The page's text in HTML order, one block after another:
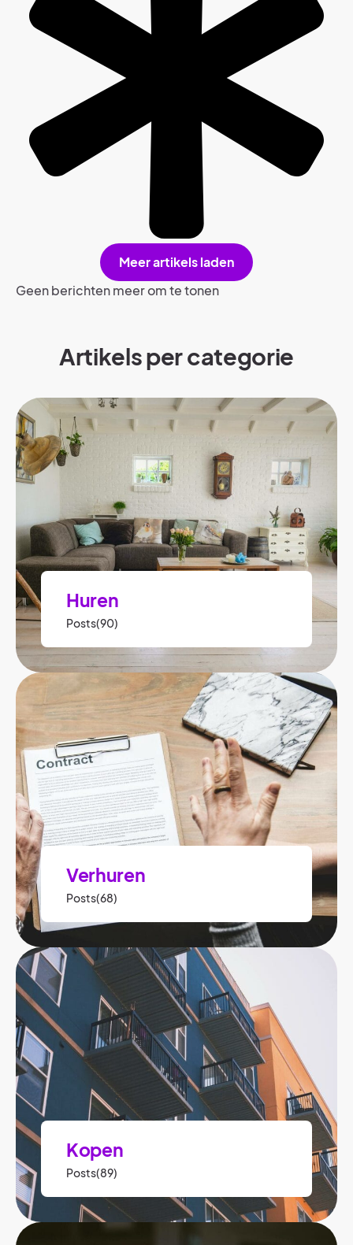
Meer artikels laden
Geen berichten meer om te tonen
Artikels per categorie​
Huren
Posts(90)
Verhuren
Posts(68)
Kopen
Posts(89)